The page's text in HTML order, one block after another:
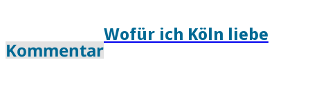
Kommentar
Wofür ich Köln liebe